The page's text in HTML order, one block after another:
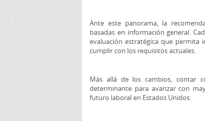
Ante este panorama, la
basadas en información general.
evaluación estratégica que permita
cumplir con los requisitos actuales.
Más allá de los cambios, contar
determinante para avanzar con
futuro laboral en Estados Unidos.